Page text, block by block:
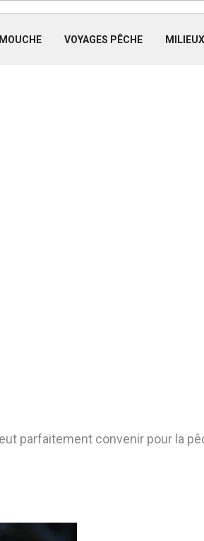
VOYAGES PÊCHE MILIEUX
parfaitement convenir pour la